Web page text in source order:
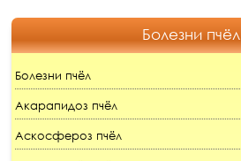
Болезни пчёл
Болезни пчёл
Акарапидоз пчёл
Аскосфероз пчёл